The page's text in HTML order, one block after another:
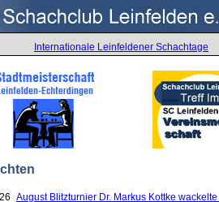
Internationale Leinfeldener Schachtage
August Blitzturnier Dr. Markus Kottke